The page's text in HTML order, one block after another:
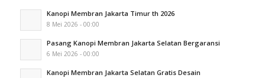
Kanopi Membran Jakarta Timur th 2026
8 Mei 2026 - 00:00
Pasang Kanopi Membran Jakarta Selatan Bergaransi
6 Mei 2026 - 00:00
Kanopi Membran Jakarta Selatan Gratis Desain